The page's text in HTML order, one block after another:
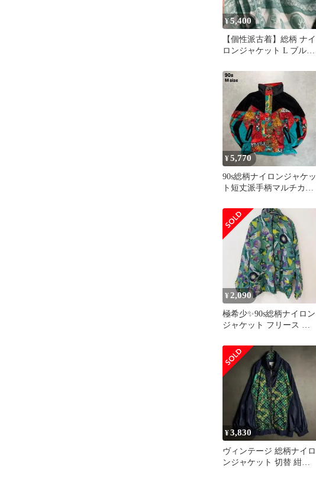
¥5,400
【個性派古着】総柄 ナイ
ロンジャケット L ブルゾ
¥5,770
90s総柄ナイロンジャケッ
ト短丈派手柄マルチカラ
サイズ
¥2,090
極希少✨️90s総柄ナイロン
ジャケット フリース 幾
¥3,830
ヴィンテージ 総柄ナイロ
ンジャケット 切替 紺緑